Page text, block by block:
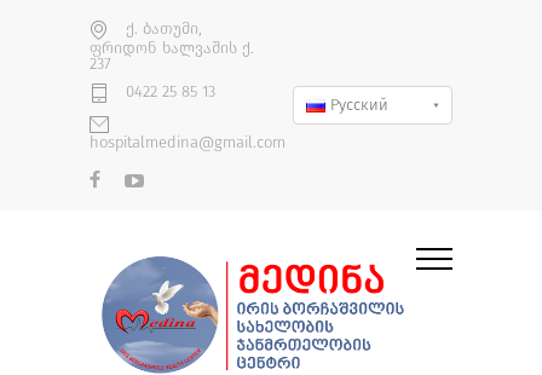
ქ. ბათუმი,
ფრიდონ ხალვაშის ქ.
237
0422 25 85 13
hospitalmedina@gmail.com
Русский